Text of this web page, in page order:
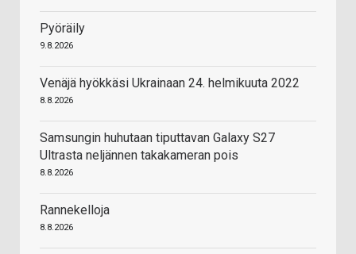
Pyöräily
9.8.2026
Venäjä hyökkäsi Ukrainaan 24. helmikuuta 2022
8.8.2026
Samsungin huhutaan tiputtavan Galaxy S27
Ultrasta neljännen takakameran pois
8.8.2026
Rannekelloja
8.8.2026